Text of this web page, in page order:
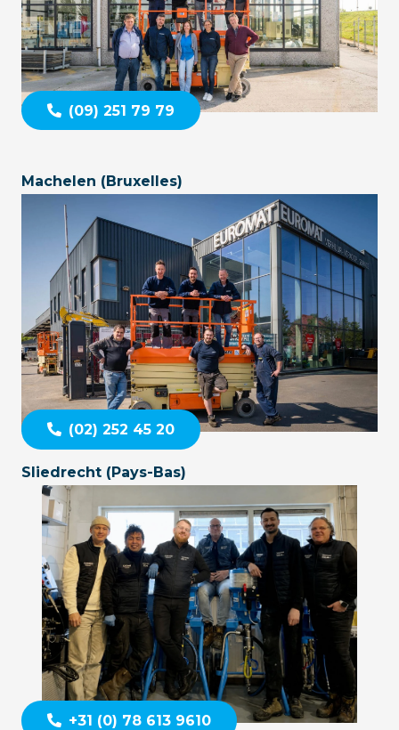
(09) 251 79 79
Machelen (Bruxelles)
(02) 252 45 20
Sliedrecht (Pays-Bas)
+31 (0) 78 613 9610